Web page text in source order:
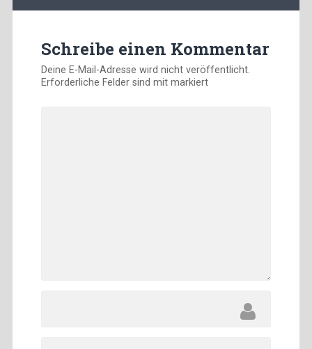
Schreibe einen Kommentar
Deine E-Mail-Adresse wird nicht veröffentlicht.
Erforderliche Felder sind mitmarkiert